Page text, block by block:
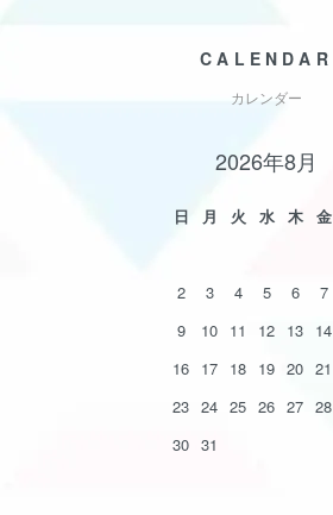
CALENDAR
カレンダー
2026年8月
日 月 火 水 木 金
2
3 4 5 6 7
9
10 11 12 13 14
16 17 18 19 20 21
23 24 25 26 27 28
30 31